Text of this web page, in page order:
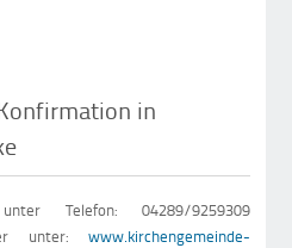
in
Telefon: 04289/9259309
unter:www.kirchengemeinde-